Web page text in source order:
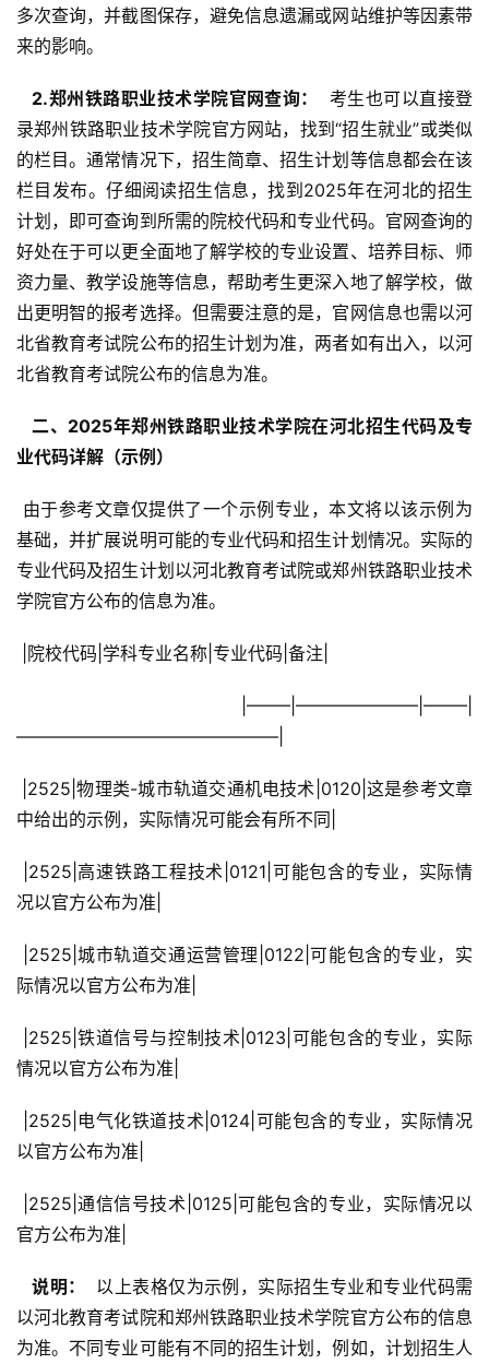
多次查询，并截图保存，避免信息遗漏或网站维护等因素带
来的影响。
  2.郑州铁路职业技术学院官网查询：
考生也可以直接登
录郑州铁路职业技术学院官方网站，找到“招生就业”或类似
的栏目。通常情况下，招生简章、招生计划等信息都会在该
栏目发布。仔细阅读招生信息，找到2025年在河北的招生
计划，即可查询到所需的院校代码和专业代码。官网查询的
好处在于可以更全面地了解学校的专业设置、培养目标、师
资力量、教学设施等信息，帮助考生更深入地了解学校，做
出更明智的报考选择。但需要注意的是，官网信息也需以河
北省教育考试院公布的招生计划为准，两者如有出入，以河
北省教育考试院公布的信息为准。
  二、2025年郑州铁路职业技术学院在河北招生代码及专
业代码详解（示例）
基础，并扩展说明可能的专业代码和招生计划情况。实际的
专业代码及招生计划以河北教育考试院或郑州铁路职业技术
学院官方公布的信息为准。
|院校代码|学科专业名称|专业代码|备注|
———————————————|
中给出的示例，实际情况可能会有所不同|
况以官方公布为准|
际情况以官方公布为准|
情况以官方公布为准|
以官方公布为准|
官方公布为准|
  说明：
以上表格仅为示例，实际招生专业和专业代码需
以河北教育考试院和郑州铁路职业技术学院官方公布的信息
为准。不同专业可能有不同的招生计划，例如，计划招生人